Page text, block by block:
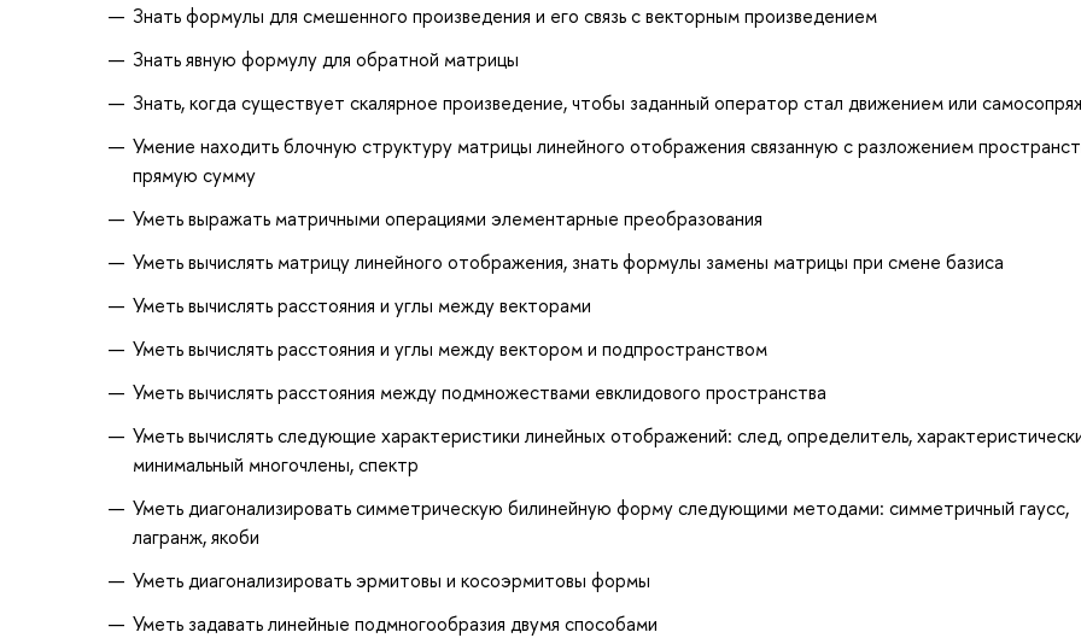
Знать формулы для смешенного произведения и его связь с векторным произведением
Знать явную формулу для обратной матрицы
Знать, когда существует скалярное произведение, чтобы заданный оператор стал движением или
Умение находить блочную структуру матрицы линейного отображения связанную с разложением
прямую сумму
Уметь выражать матричными операциями элементарные преобразования
Уметь вычислять матрицу линейного отображения, знать формулы замены матрицы при смене базиса
Уметь вычислять расстояния и углы между векторами
Уметь вычислять расстояния и углы между вектором и подпространством
Уметь вычислять расстояния между подмножествами евклидового пространства
Уметь вычислять следующие характеристики линейных отображений: след, определитель,
минимальный многочлены, спектр
Уметь диагонализировать симметрическую билинейную форму следующими методами: симметричный гаусс,
лагранж, якоби
Уметь диагонализировать эрмитовы и косоэрмитовы формы
Уметь задавать линейные подмногообразия двумя способами